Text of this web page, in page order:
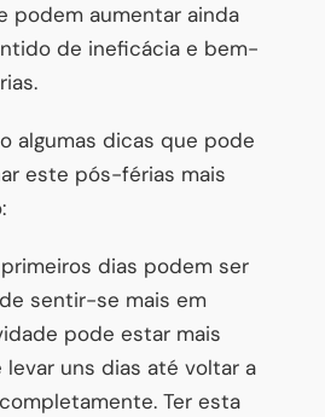
podem aumentar ainda
de ineficácia e bem-
algumas dicas que pode
este pós-férias mais
dias podem ser
sentir-se mais em
pode estar mais
uns dias até voltar a
Ter esta